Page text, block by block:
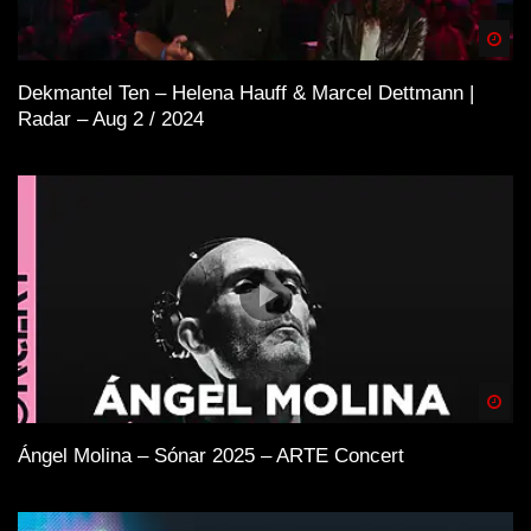
unterstützen. Definitiv solltest Du Auftritte besuchen
und wenn Du einen Plattespieler hast, kaufe die besten
Tracks auf Vinyl!
Dekmantel Ten – Helena Hauff & Marcel Dettmann |
Radar – Aug 2 / 2024
Ángel Molina – Sónar 2025 – ARTE Concert